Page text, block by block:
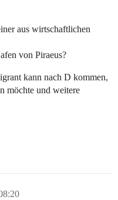
aus wirtschaftlichen
von Piraeus?
kann nach D kommen,
möchte und weitere